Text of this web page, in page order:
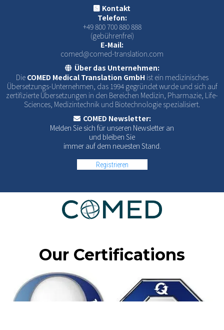
Kontakt
Telefon:
+49 800 700 880 888
(gebührenfrei)
E-Mail:
comed@comed-translation.com
Über das Unternehmen:
Die COMED Medical Translation GmbHist ein medizinisches
Übersetzungs-Unternehmen, das 1994 gegründet wurde und sich auf
zertifizierte Übersetzungen in den Bereichen Medizin, Pharmazie, Life-
Sciences, Medizintechnik und Biotechnologie spezialisiert.
COMED Newsletter:
Melden Sie sich für unseren Newsletter an
und bleiben Sie
immer auf dem neuesten Stand.
Registrieren
Our Certifications